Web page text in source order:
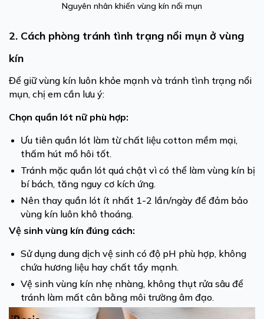
Nguyên nhân khiến vùng kín nổi mụn
2. Cách phòng tránh tình trạng nổi mụn ở vùng
kín
Để giữ vùng kín luôn khỏe mạnh và tránh tình trạng nổi
mụn, chị em cần lưu ý:
Chọn quần lót nữ phù hợp:
Ưu tiên quần lót làm từ chất liệu cotton mềm mại,
thấm hút mồ hôi tốt.
Tránh mặc quần lót quá chật vì có thể làm vùng kín bị
bí bách, tăng nguy cơ kích ứng.
Nên thay quần lót ít nhất 1-2 lần/ngày để đảm bảo
vùng kín luôn khô thoáng.
Vệ sinh vùng kín đúng cách:
Sử dụng dung dịch vệ sinh có độ pH phù hợp, không
chứa hương liệu hay chất tẩy mạnh.
Vệ sinh vùng kín nhẹ nhàng, không thụt rửa sâu để
tránh làm mất cân bằng môi trường âm đạo.